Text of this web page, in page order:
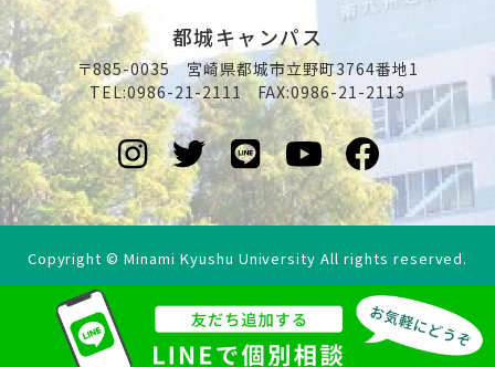
都城キャンパス
〒885-0035 宮崎県都城市立野町3764番地1
TEL:0986-21-2111 FAX:0986-21-2113
Copyright © Minami Kyushu University All rights reserved.